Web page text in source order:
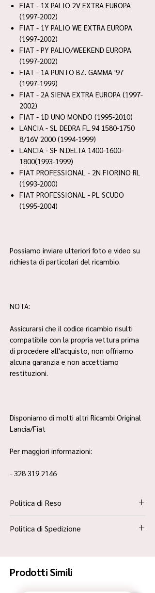
FIAT - 1X PALIO 2V EXTRA EUROPA
(1997-2002)
FIAT - 1Y PALIO WE EXTRA EUROPA
(1997-2002)
FIAT - PY PALIO/WEEKEND EUROPA
(1997-2002)
FIAT - 1A PUNTO BZ. GAMMA '97
(1997-1999)
FIAT - 2A SIENA EXTRA EUROPA (1997-
2002)
FIAT - 1D UNO MONDO (1995-2010)
LANCIA - SL DEDRA FL.94 1580-1750
8/16V 2000 (1994-1999)
LANCIA - SF N.DELTA 1400-1600-
1800(1993-1999)
FIAT PROFESSIONAL - 2N FIORINO RL
(1993-2000)
FIAT PROFESSIONAL - PL SCUDO
(1995-2004)
Possiamo inviare ulteriori foto e video su
richiesta di particolari del ricambio.
NOTA:
Assicurarsi che il codice ricambio risulti
compatibile con la propria vettura prima
di procedere all'acquisto, non offriamo
alcuna garanzia e non accettiamo
restituzioni.
Disponiamo di molti altri Ricambi Original
Lancia/Fiat
Per maggiori informazioni:
- 328 319 2146
Politica di Reso
“Termini e Condizioni”
Politica di Spedizione
Prodotti Simili